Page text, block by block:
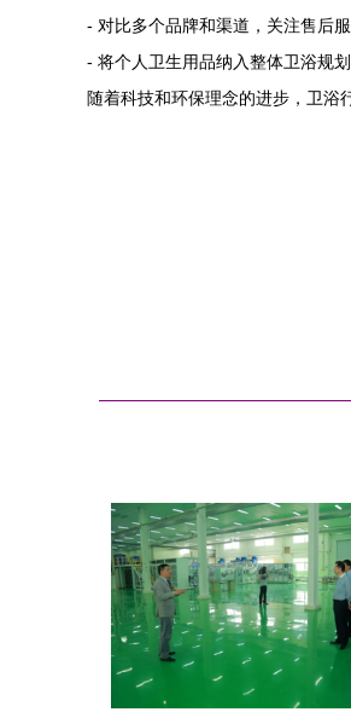
- 对比多个品牌和渠道，关注售后服
- 将个人卫生用品纳入整体卫浴规
随着科技和环保理念的进步，卫浴